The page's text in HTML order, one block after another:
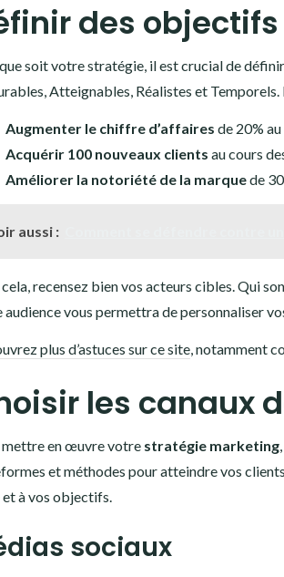
des
soit votre stratégie, il est crucial de
Atteignables, Réalistes et
Augmenter le chiffre d’affaires de 20%
Acquérir 100 nouveaux clients au cours
Améliorer la notoriété de la marquede
aussi :
recensez bien vos acteurs cibles. Qui
audience vous permettra de personnaliser
plus d’astuces sur ce site, notamment
les canaux
mettre en œuvre votre stratégie marketing
et méthodes pour atteindre vos
à vos objectifs.
sociaux